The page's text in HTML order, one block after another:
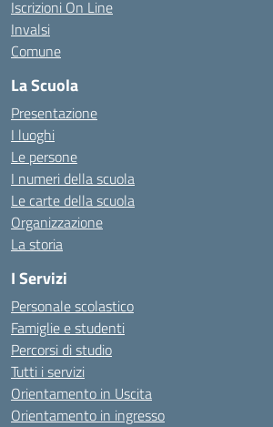
Iscrizioni On Line
Invalsi
Comune
La Scuola
Presentazione
I luoghi
Le persone
I numeri della scuola
Le carte della scuola
Organizzazione
La storia
I Servizi
Personale scolastico
Famiglie e studenti
Percorsi di studio
Tutti i servizi
Orientamento in Uscita
Orientamento in ingresso